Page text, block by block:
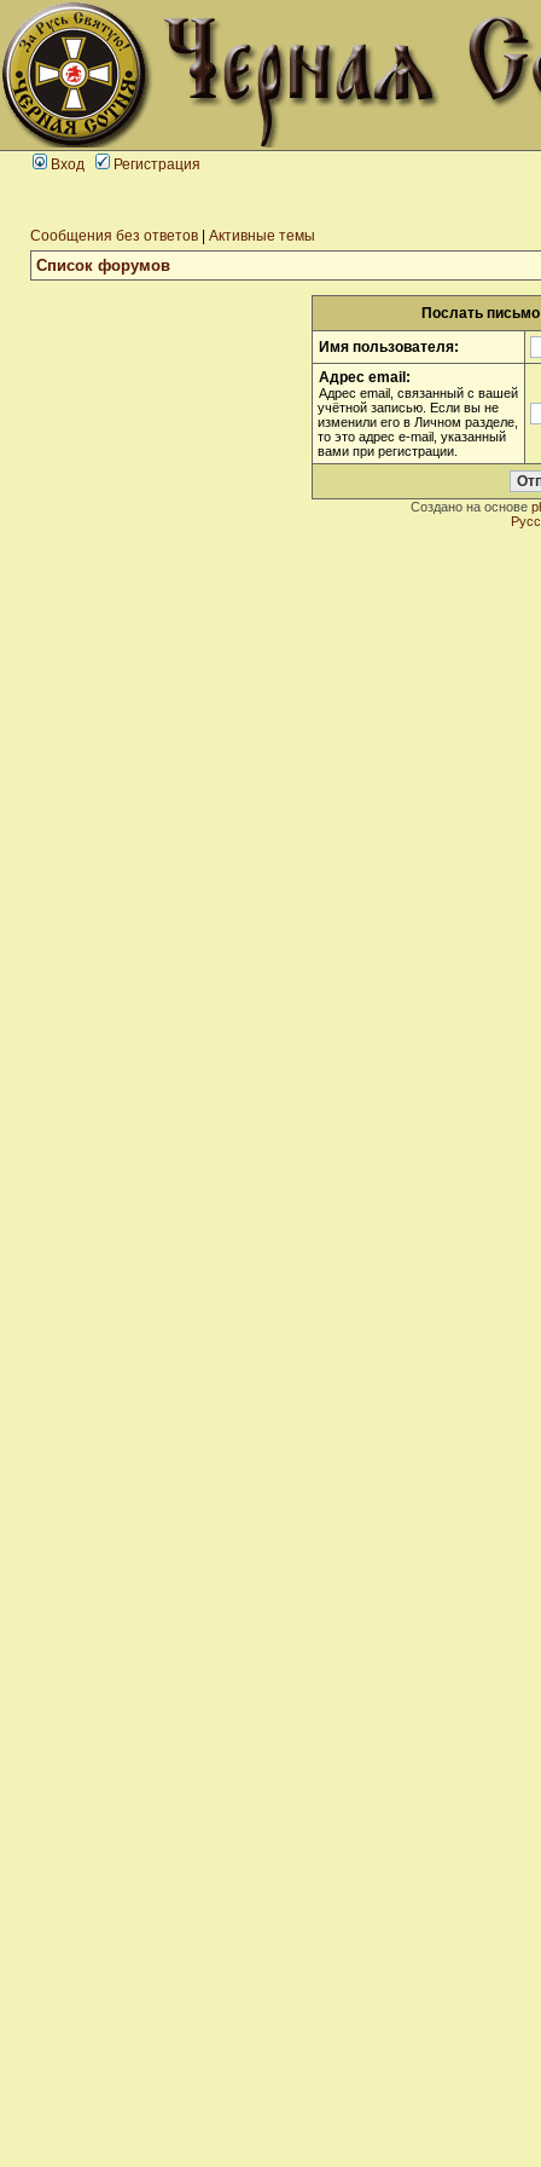
Вход Регистрация
Сообщения без ответов Активные темы
Список форумов
Послать
Имя пользователя:
Адрес email:
Адрес email, связанный с вашей
учётной записью. Если вы не
изменили его в Личном разделе,
то это адрес e-mail, указанный
вами при регистрации.
Создано на основе